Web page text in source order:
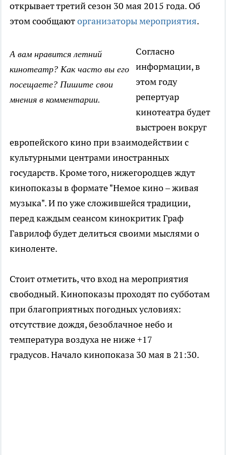
открывает третий сезон 30 мая 2015 года. Об
этом сообщаюторганизаторы мероприятия.
А вам нравится летний
кинотеатр? Как часто вы его
посещаете? Пишите свои
мнения в комментарии.
Согласно
информации, в
этом году
репертуар
кинотеатра будет
выстроен вокруг
европейского кино при взаимодействии с
культурными центрами иностранных
государств. Кроме того, нижегородцев ждут
кинопоказы в формате "Немое кино – живая
музыка". И по уже сложившейся традиции,
перед каждым сеансом кинокритик Граф
Гаврилоф будет делиться своими мыслями о
киноленте.
Стоит отметить, что вход на мероприятия
свободный. Кинопоказы проходят по субботам
при благоприятных погодных условиях:
отсутствие дождя, безоблачное небо и
температура воздуха не ниже +17
градусов. Начало кинопоказа 30 мая в 21:30.